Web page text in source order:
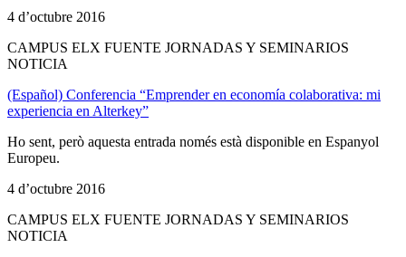
4 d’octubre 2016
CAMPUS ELX FUENTE JORNADAS Y SEMINARIOS
NOTICIA
(Español) Conferencia “Emprender en economía colaborativa: mi
experiencia en Alterkey”
Ho sent, però aquesta entrada només està disponible en Espanyol
Europeu.
4 d’octubre 2016
CAMPUS ELX FUENTE JORNADAS Y SEMINARIOS
NOTICIA